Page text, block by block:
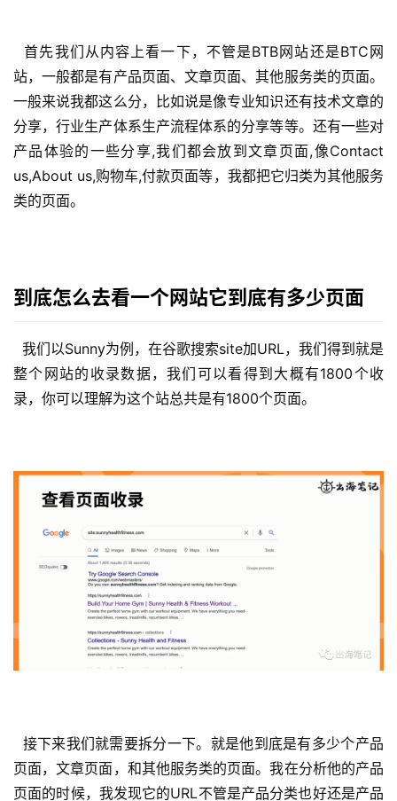
首先我们从内容上看一下，不管是BTB网站还是BTC网
站，一般都是有产品页面、文章页面、其他服务类的页面。
一般来说我都这么分，比如说是像专业知识还有技术文章的
分享，行业生产体系生产流程体系的分享等等。还有一些对
产品体验的一些分享,我们都会放到文章页面,像Contact
us,About us,购物车,付款页面等，我都把它归类为其他服务
类的页面。
到底怎么去看一个网站它到底有多少页面
我们以Sunny为例，在谷歌搜索site加URL，我们得到就是
整个网站的收录数据，我们可以看得到大概有1800个收
录，你可以理解为这个站总共是有1800个页面。
接下来我们就需要拆分一下。就是他到底是有多少个产品
页面，文章页面，和其他服务类的页面。我在分析他的产品
页面的时候，我发现它的URL不管是产品分类也好还是产品